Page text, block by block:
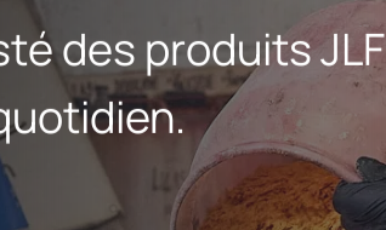
des produits JLF